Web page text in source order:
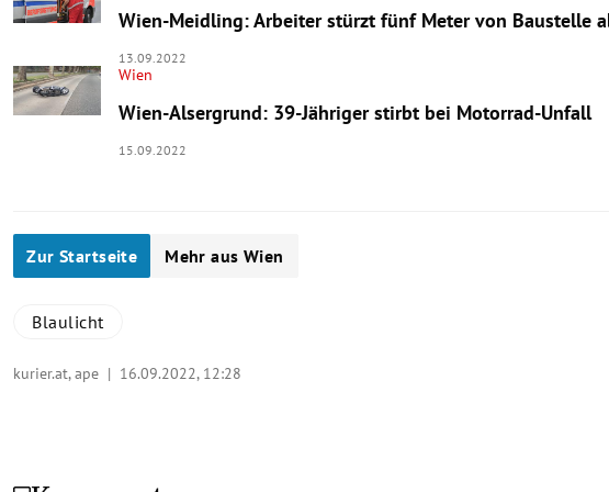
Wien-Meidling: Arbeiter stürzt fünf Meter von Baustelle
13.09.2022
Wien
Wien-Alsergrund: 39-Jähriger stirbt bei Motorrad-Unfall
15.09.2022
Zur Startseite Mehr aus Wien
Blaulicht
kurier.at, ape | 16.09.2022, 12:28